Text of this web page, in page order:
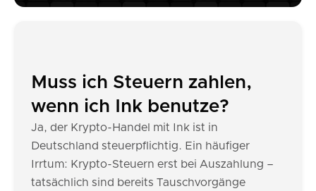
Muss ich Steuern zahlen,
wenn ich Ink benutze?
Ja, der Krypto-Handel mit Ink ist in
Deutschland steuerpflichtig. Ein häufiger
Irrtum: Krypto-Steuern erst bei Auszahlung –
tatsächlich sind bereits Tauschvorgänge